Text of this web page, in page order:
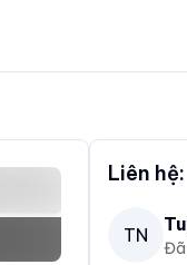
danh sách các
Liên hệ:
TN
Đã